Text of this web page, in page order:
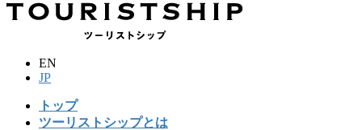
移
動
ン
に
EN
JP
トップ
ツーリストシップとは